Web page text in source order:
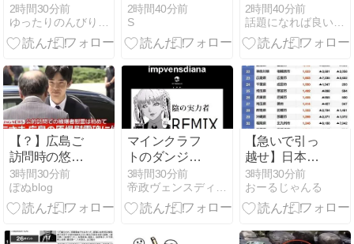
備蓄」で解
決。毎日の時
短レシピで非
せる
2時間30分前
ン、日本に
続々上陸
2時間40分前
S
は『女性の意
識改革』なの
か？
2時間40分前
【？】広島ご
訪問時の悠仁
様の県民お出
迎えが変…
3時間30分前
ぽぬblog
マインクラフ
トのダンジョ
ンつうううう
うううううう
うう発
っぷーＲＰＧ
3時間30分前
【急いで引っ
越せ】日本人
が減り｢外国人
が増えた｣市区
町村ランキン
3時間30分前
おーるじゃんる